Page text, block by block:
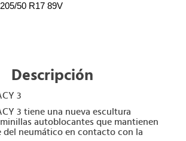
205/50 R17 89V
Descripción
3
3 tiene una nueva escultura
autoblocantes que mantienen
del neumático en contacto con la